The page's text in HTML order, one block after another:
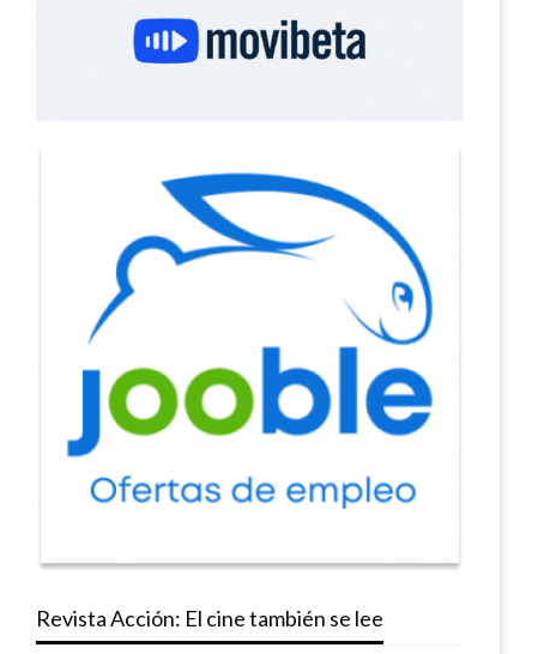
Revista Acción: El cine también se lee